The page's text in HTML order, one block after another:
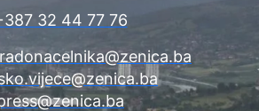
32 44 77 76